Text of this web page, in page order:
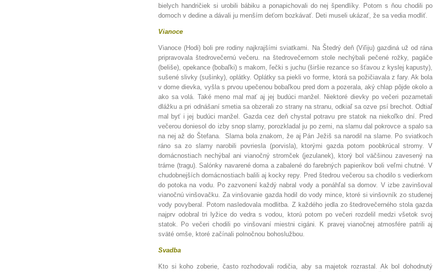
bielych handričiek si urobili bábiku a ponapichovali do nej špendlíky. Potom s ňou chodili po
domoch v dedine a dávali ju menším deťom bozkávať. Deti museli ukázať, že sa vedia modliť.
Vianoce
Vianoce (Hodi) boli pre rodiny najkrajšími sviatkami. Na Štedrý deň (Viľiju) gazdiná už od rána
pripravovala štedrovečernú večeru. na štedrovečernom stole nechýbali pečené rožky, pagáče
(beliše), opekance (bobaľki) s makom, ľečki s juchu (širšie rezance so šťavou z kyslej kapusty),
sušené slivky (sušinky), oplátky. Oplátky sa piekli vo forme, ktorá sa požičiavala z fary. Ak bola
v dome dievka, vyšla s prvou upečenou bobaľkou pred dom a pozerala, aký chlap pôjde okolo a
ako sa volá. Také meno mal mať aj jej budúci manžel. Niektoré dievky po večeri pozametali
dlážku a pri odnášaní smetia sa obzerali zo strany na stranu, odkiaľ sa ozve psí brechot. Odtiaľ
mal byť i jej budúci manžel. Gazda cez deň chystal potravu pre statok na niekoľko dní. Pred
večerou doniesol do izby snop slamy, porozkladal ju po zemi, na slamu dal pokrovce a spalo sa
na nej až do Štefana. Slama bola znakom, že aj Pán Ježiš sa narodil na slame. Po sviatkoch
ráno sa zo slamy narobili povriesla (porvisla), ktorými gazda potom poobkrúcal stromy. V
domácnostiach nechýbal ani vianočný stromček (jezulanek), ktorý bol väčšinou zavesený na
tráme (tragu). Salónky navarené doma a zabalené do farebných papierikov boli veľmi chutné. V
chudobnejších domácnostiach balili aj kocky repy. Pred štedrou večerou sa chodilo s vedierkom
do potoka na vodu. Po zazvonení každý nabral vody a ponáhľal sa domov. V izbe zavinšoval
vianočnú vinšovačku. Za vinšovanie gazda hodil do vody mince, ktoré si vinšovník zo studenej
vody povyberal. Potom nasledovala modlitba. Z každého jedla zo štedrovečerného stola gazda
najprv odobral tri lyžice do vedra s vodou, ktorú potom po večeri rozdelil medzi všetok svoj
statok. Po večeri chodili po vinšovaní miestni cigáni. K pravej vianočnej atmosfére patrili aj
sväté omše, ktoré začínali polnočnou bohoslužbou.
Svadba
Kto si koho zoberie, často rozhodovali rodičia, aby sa majetok rozrastal. Ak bol dohodnutý